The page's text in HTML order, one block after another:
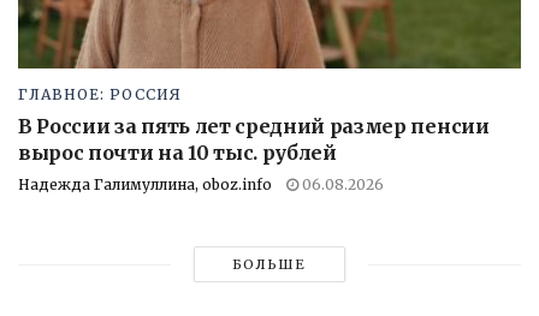
ГЛАВНОЕ: РОССИЯ
В России за пять лет средний размер пенсии
вырос почти на 10 тыс. рублей
Надежда Галимуллина, oboz.info 06.08.2026
БОЛЬШЕ